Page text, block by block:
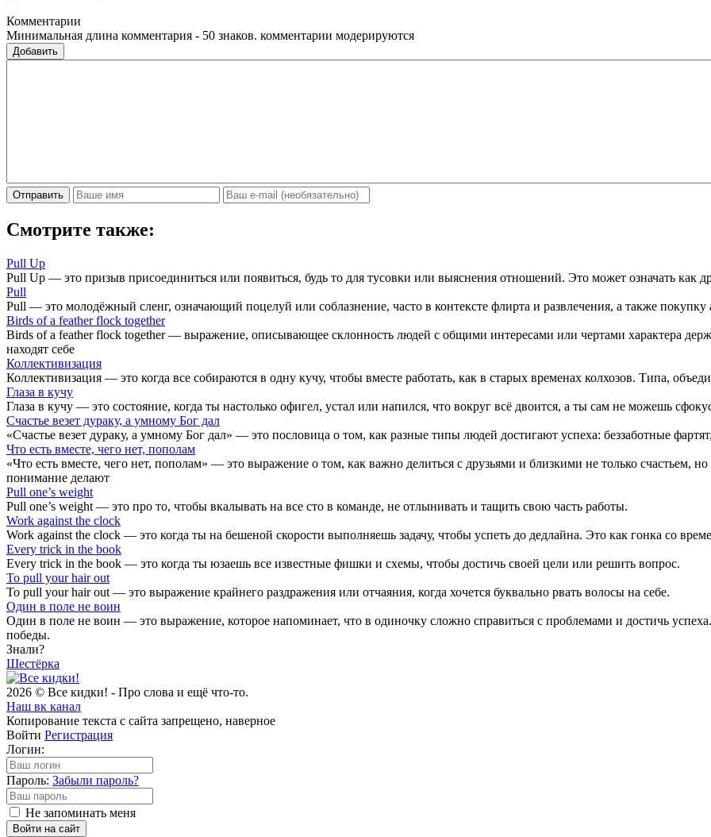
Комментарии
Минимальная длина комментария - 50 знаков. комментарии модерируются
Добавить
Отправить
Смотрите также:
Pull Up
Pull Up — это призыв присоединиться или появиться, будь то для тусовки или выяснения отношений. Это может означать как
Pull
Pull — это молодёжный сленг, означающий поцелуй или соблазнение, часто в контексте флирта и развлечения, а также покупку
Birds of a feather flock together
Birds of a feather flock together — выражение, описывающее склонность людей с общими интересами или чертами характера
находят себе
Коллективизация
Коллективизация — это когда все собираются в одну кучу, чтобы вместе работать, как в старых временах колхозов. Типа,
Глаза в кучу
Глаза в кучу — это состояние, когда ты настолько офигел, устал или напился, что вокруг всё двоится, а ты сам не можешь
Счастье везет дураку, а умному Бог дал
«Счастье везет дураку, а умному Бог дал» — это пословица о том, как разные типы людей достигают успеха: беззаботные
Что есть вместе, чего нет, пополам
«Что есть вместе, чего нет, пополам» — это выражение о том, как важно делиться с друзьями и близкими не только счастьем,
понимание делают
Pull one’s weight
Pull one’s weight — это про то, чтобы вкалывать на все сто в команде, не отлынивать и тащить свою часть работы.
Work against the clock
Work against the clock — это когда ты на бешеной скорости выполняешь задачу, чтобы успеть до дедлайна. Это как гонка со
Every trick in the book
Every trick in the book — это когда ты юзаешь все известные фишки и схемы, чтобы достичь своей цели или решить вопрос.
To pull your hair out
To pull your hair out — это выражение крайнего раздражения или отчаяния, когда хочется буквально рвать волосы на себе.
Один в поле не воин
Один в поле не воин — это выражение, которое напоминает, что в одиночку сложно справиться с проблемами и достичь
победы.
Знали?
Шестёрка
2026 © Все кидки! - Про слова и ещё что-то.
Наш вк канал
Копирование текста с сайта запрещено, наверное
Войти Регистрация
Логин:
Пароль: Забыли пароль?
Не запоминать меня
Войти на сайт